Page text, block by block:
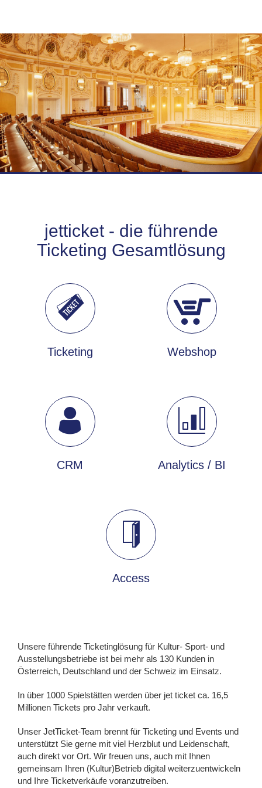
jetticket - die führende
Ticketing Gesamtlösung
Ticketing Webshop
CRM Analytics / BI
Access
Unsere führende Ticketinglösung für Kultur- Sport- und
Ausstellungsbetriebe ist bei mehr als 130 Kunden in
Österreich, Deutschland und der Schweiz im Einsatz.
In über 1000 Spielstätten werden über jet ticket ca. 16,5
Millionen Tickets pro Jahr verkauft.
Unser JetTicket-Team brennt für Ticketing und Events und
unterstützt Sie gerne mit viel Herzblut und Leidenschaft,
auch direkt vor Ort. Wir freuen uns, auch mit Ihnen
gemeinsam Ihren (Kultur)Betrieb digital weiterzuentwickeln
und Ihre Ticketverkäufe voranzutreiben.